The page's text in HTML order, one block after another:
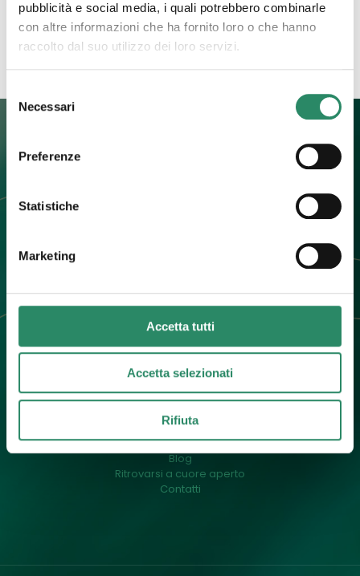
pubblicità e social media, i quali potrebbero combinarle
con altre informazioni che ha fornito loro o che hanno
raccolto dal suo utilizzo dei loro servizi.
delNecessari
Preferenze
Statistiche
Marketing
Accetta tutti
Accetta selezionati
Rifiuta
Leggi tutto
Un pò di me
Cos’è il counselling
Il mio approccio
Blog
Ritrovarsi a cuore aperto
Contatti